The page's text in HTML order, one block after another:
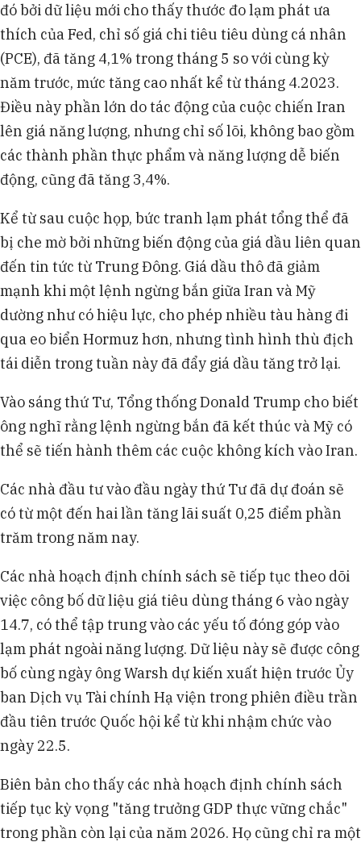
đó bởi dữ liệu mới cho thấy thước đo lạm phát ưa
thích của Fed, chỉ số giá chi tiêu tiêu dùng cá nhân
(PCE), đã tăng 4,1% trong tháng 5 so với cùng kỳ
năm trước, mức tăng cao nhất kể từ tháng 4.2023.
Điều này phần lớn do tác động của cuộc chiến Iran
lên giá năng lượng, nhưng chỉ số lõi, không bao gồm
các thành phần thực phẩm và năng lượng dễ biến
động, cũng đã tăng 3,4%.
Kể từ sau cuộc họp, bức tranh lạm phát tổng thể đã
bị che mờ bởi những biến động của giá dầu liên quan
đến tin tức từ Trung Đông. Giá dầu thô đã giảm
mạnh khi một lệnh ngừng bắn giữa Iran và Mỹ
dường như có hiệu lực, cho phép nhiều tàu hàng đi
qua eo biển Hormuz hơn, nhưng tình hình thù địch
tái diễn trong tuần này đã đẩy giá dầu tăng trở lại.
Vào sáng thứ Tư, Tổng thống Donald Trump cho biết
ông nghĩ rằng lệnh ngừng bắn đã kết thúc và Mỹ có
thể sẽ tiến hành thêm các cuộc không kích vào Iran.
Các nhà đầu tư vào đầu ngày thứ Tư đã dự đoán sẽ
có từ một đến hai lần tăng lãi suất 0,25 điểm phần
trăm trong năm nay.
Các nhà hoạch định chính sách sẽ tiếp tục theo dõi
việc công bố dữ liệu giá tiêu dùng tháng 6 vào ngày
14.7, có thể tập trung vào các yếu tố đóng góp vào
lạm phát ngoài năng lượng. Dữ liệu này sẽ được công
bố cùng ngày ông Warsh dự kiến xuất hiện trước Ủy
ban Dịch vụ Tài chính Hạ viện trong phiên điều trần
đầu tiên trước Quốc hội kể từ khi nhậm chức vào
ngày 22.5.
Biên bản cho thấy các nhà hoạch định chính sách
tiếp tục kỳ vọng "tăng trưởng GDP thực vững chắc"
trong phần còn lại của năm 2026. Họ cũng chỉ ra một